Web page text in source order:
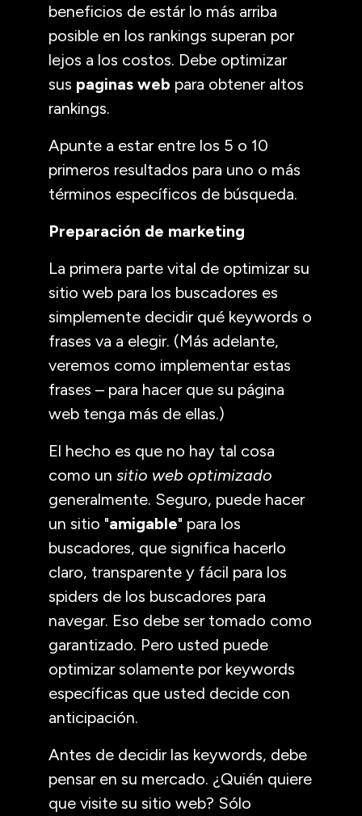
beneficios de estár lo más arriba
posible en los rankings superan por
lejos a los costos. Debe optimizar
sus paginas web para obtener altos
rankings.
Apunte a estar entre los 5 o 10
primeros resultados para uno o más
términos específicos de búsqueda.
Preparación de marketing
La primera parte vital de optimizar su
sitio web para los buscadores es
simplemente decidir qué keywords o
frases va a elegir. (Más adelante,
veremos como implementar estas
frases – para hacer que su página
web tenga más de ellas.)
El hecho es que no hay tal cosa
como un sitio web optimizado
generalmente. Seguro, puede hacer
un sitio "amigable" para los
buscadores, que significa hacerlo
claro, transparente y fácil para los
spiders de los buscadores para
navegar. Eso debe ser tomado como
garantizado. Pero usted puede
optimizar solamente por keywords
específicas que usted decide con
anticipación.
Antes de decidir las keywords, debe
pensar en su mercado. ¿Quién quiere
que visite su sitio web? Sólo